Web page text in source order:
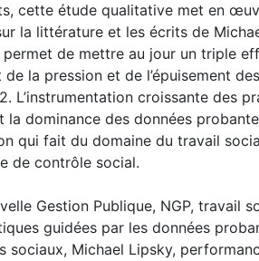
cette étude qualitative met en
la littérature et les écrits de
de mettre au jour un triple
de la pression et de l’épuisement
L’instrumentation croissante des
la dominance des données
qui fait du domaine du travail
de contrôle social.
Gestion Publique, NGP, travail
guidées par les données
sociaux, Michael Lipsky,